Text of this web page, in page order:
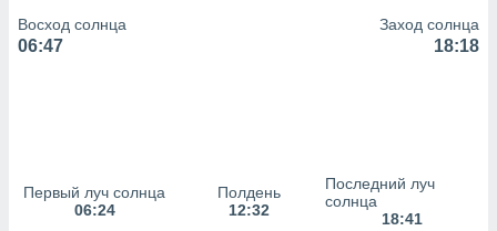
наших 1199
Восход солнца
06:47
Заход солнца
18:18
Первый луч солнца
06:24
Полдень
12:32
Последний луч
солнца
18:41